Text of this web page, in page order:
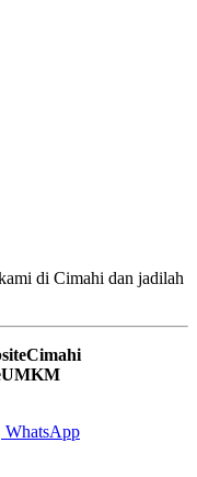
di Cimahi dan jadilah
WhatsApp